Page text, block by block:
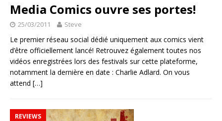
Media Comics ouvre ses portes!
25/03/2011 Steve
Le premier réseau social dédié uniquement aux comics vient
d’être officiellement lancé! Retrouvez également toutes nos
vidéos enregistrées lors des festivals sur cette plateforme,
notamment la dernière en date : Charlie Adlard. On vous
attend […]
REVIEWS